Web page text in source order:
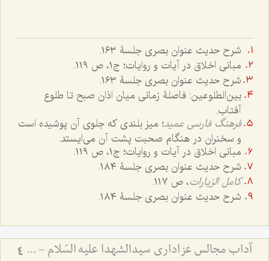
شرح حدیث عنوان بصری جلسۀ ١٦٣.
مبانی اخلاق در آیات و روایات؛ ج۱، ص ١١٩.
شرح حدیث عنوان بصری جلسۀ ١٦٣.
بین‌الطلوعین: فاصلۀ زمانی میان اذان صبح تا طلوع
آفتاب.
فرهنگ فارسی عمید؛ میز بلندی که جلوی آن پوشیده است
و سخنران در هنگام صحبت پشت آن می‌ایستد.
مبانی اخلاق در آیات و روایات؛ ج۱، ص ١١٩.
شرح حدیث عنوان بصری جلسۀ ١٨٤.
کامل الزیارات، ص ١١٧.
شرح حدیث عنوان بصری جلسۀ ١٨٤.
آداب مجالس عزاداری سیدالشهدا علیه السّلام - و دستورات بزرگان راجع به ماه‌های محرم و صفر 4